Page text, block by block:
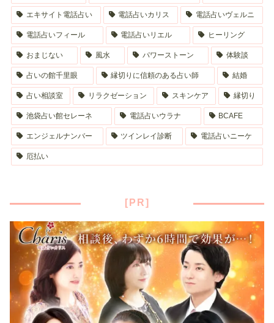
エキサイト電話占い 電話占いカリス 電話占いヴェルニ
電話占いフィール 電話占いリエル ヒーリング
おまじない 風水 パワーストーン 体験談
占いの館千里眼 縁切りに信頼のある占い師 結婚
占い相談室 リラクゼーション スキンケア 縁切り
池袋占い館セレーネ 電話占いウラナ BCAFE
エンジェルナンバー ツインレイ診断 電話占いニーケ
厄払い
[PR]